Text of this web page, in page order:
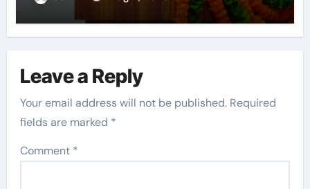
Leave a Reply
Your email address will not be published. Required
fields are marked *
Comment *